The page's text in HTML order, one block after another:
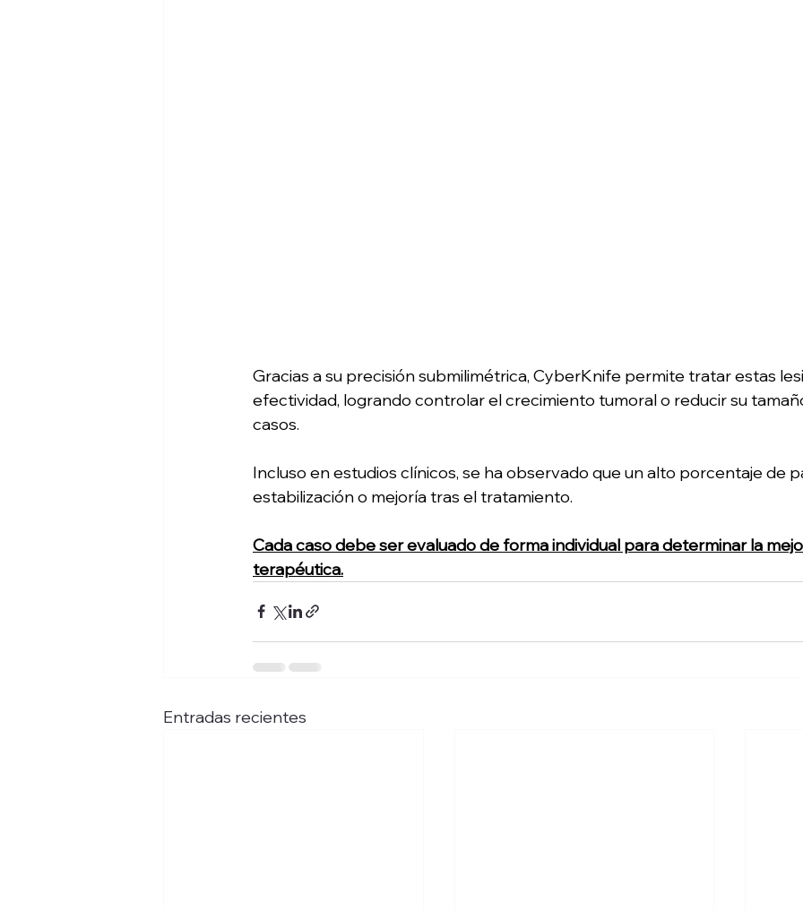
Gracias a su precisión submilimétrica, CyberKnife permite tratar estas
efectividad, logrando controlar el crecimiento tumoral o reducir su
casos.
Incluso en estudios clínicos, se ha observado que un alto porcentaje de
estabilización o mejoría tras el tratamiento.
Cada caso debe ser evaluado de forma individual para determinar la
terapéutica.
Entradas recientes